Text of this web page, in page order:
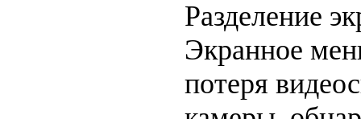
Разделение
Экранное
потеря